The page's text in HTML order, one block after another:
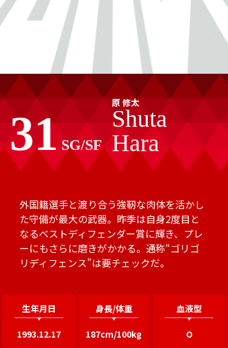
31 SG/SF
原 修太
Shuta
Hara
外国籍選手と渡り合う強靭な肉体を活かし
た守備が最大の武器。昨季は自身2度目と
なるベストディフェンダー賞に輝き、プレ
ーにもさらに磨きがかかる。通称“ゴリゴ
リディフェンス”は要チェックだ。
生年月日
1993.12.17
身長/体重
187cm/100kg
血液型
O